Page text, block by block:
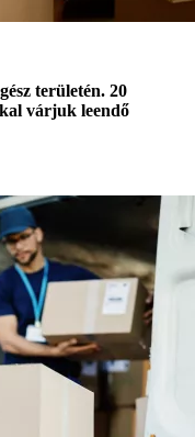
területén. 20
várjuk leendő